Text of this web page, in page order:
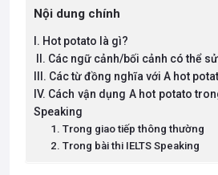
Nội dung chính
I. Hot potato là gì?
II. Các ngữ cảnh/bối cảnh có thể
III. Các từ đồng nghĩa với A hot
IV. Cách vận dụng A hot potato
Speaking
1. Trong giao tiếp thông thường
2. Trong bài thi IELTS Speaking